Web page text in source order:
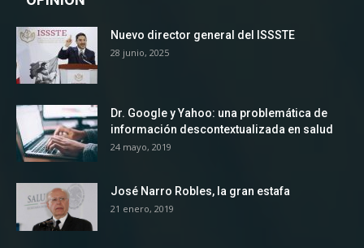
Nuevo director general del ISSSTE
28 junio, 2025
Dr. Google y Yahoo: una problemática de
información descontextualizada en salud
24 mayo, 2019
José Narro Robles, la gran estafa
21 enero, 2019